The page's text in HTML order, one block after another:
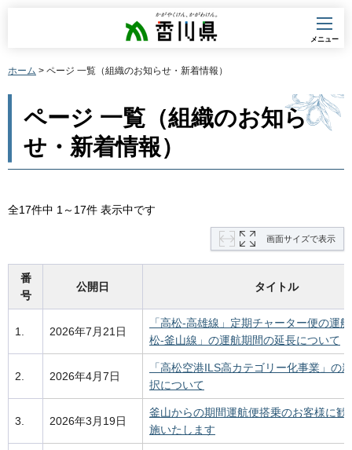
香川県
メニュー
ホーム > ページ 一覧（組織のお知らせ・新着情報）
ページ 一覧（組織のお知ら
せ・新着情報）
全17件中 1～17件 表示中です
画面サイズで表示
番
号
公開日 タイトル
1. 2026年7月21日
「高松-高雄線」定期チャーター便の運
松-釜山線」の運航期間の延長について
2. 2026年4月7日
「高松空港ILS高カテゴリー化事業」の
択について
3. 2026年3月19日
釜山からの期間運航便搭乗のお客様に歓
施いたします